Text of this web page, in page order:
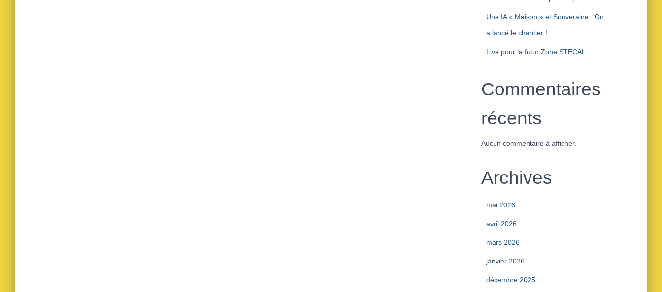
Une IA « Maison » et Souveraine : On
a lancé le chantier !
Live pour la futur Zone STECAL
Commentaires
récents
Aucun commentaire à afficher.
Archives
mai 2026
avril 2026
mars 2026
janvier 2026
décembre 2025